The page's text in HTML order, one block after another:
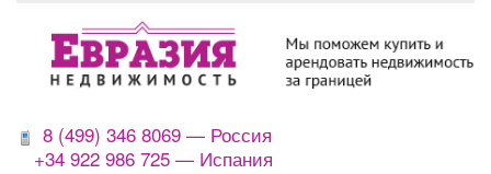
8 (499) 346 8069 — Россия
+34 922 986 725 — Испания